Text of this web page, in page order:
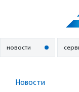
новости
Новости